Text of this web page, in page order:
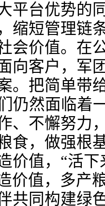
平台优势的
缩短管理链
会价值。在
向客户，军
。把简单带
仍然面临着
、不懈努力
食，做强根
价值，“活
价值，多产
共同构建绿